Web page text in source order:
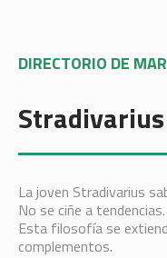
DIRECTORIO DE
Stradivarius
La joven Stradivarius
No se ciñe a
Esta filosofía se
complementos.